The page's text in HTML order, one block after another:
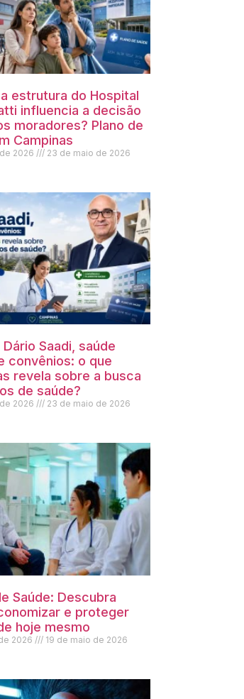
estrutura do Hospital
influencia a decisão
moradores? Plano de
Campinas
2026 23 de maio de 2026
Saadi, saúde
convênios: o que
revela sobre a busca
de saúde?
2026 23 de maio de 2026
Saúde: Descubra
e proteger
hoje mesmo
2026 19 de maio de 2026